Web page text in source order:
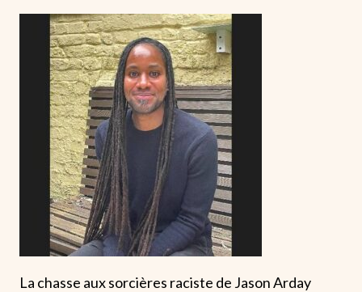
La chasse aux sorcières raciste de Jason Arday